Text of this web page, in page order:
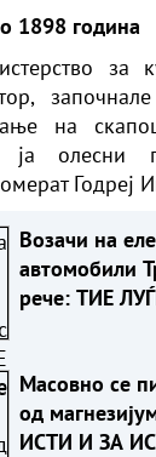
1898 година
за
на
ја олесни
Годреј
Возачи на
автомобили
рече: ТИЕ
Масовно се
од
ИСТИ И ЗА